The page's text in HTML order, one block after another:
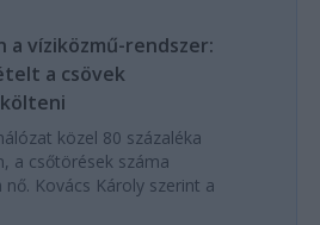
a víziközmű-rendszer:
a csövek
közel 80 százaléka
a csőtörések száma
Kovács Károly szerint a